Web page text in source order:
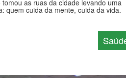
as ruas da cidade levando uma
quem cuida da mente, cuida da vida.